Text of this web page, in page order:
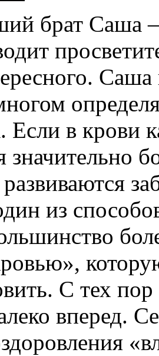
брат Саша
Саша
Если в крови
значительно
из
С тех
вперед.